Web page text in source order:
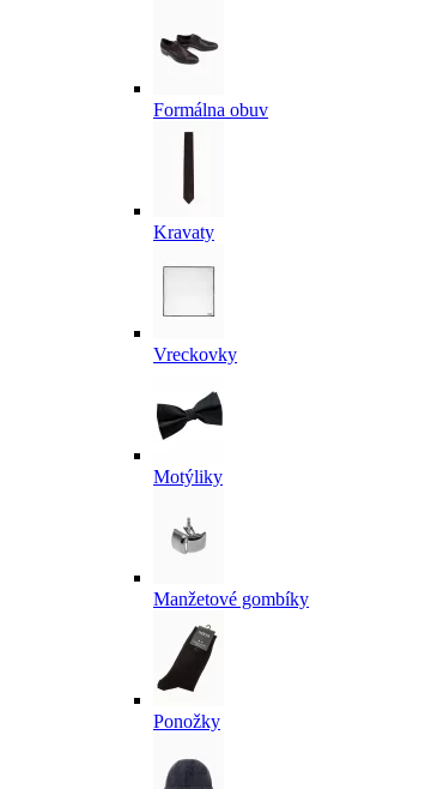
Formálna obuv
Kravaty
Vreckovky
Motýliky
Manžetové gombíky
Ponožky